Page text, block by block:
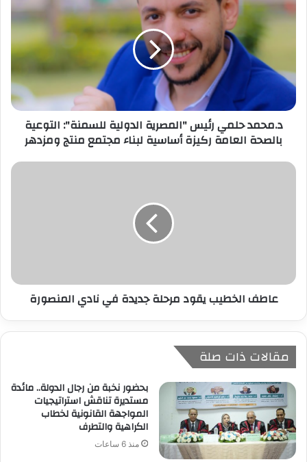
ت
ر
د.محمد حلمي رئيس "المصرية الدولية للسمنة": التوعية
بالصحة العامة ركيزة أساسية لبناء مجتمع منتج ومزدهر
عاطف الخطيب يقود مرحلة جديدة في نادي المنصورة
مقالات ذات صلة
بحضور نخبة من رجال الدولة.. مائدة
مستديرة تناقش استراتيجيات
المواجهة القانونية لخطاب
الكراهية والتطرف
منذ 6 ساعات